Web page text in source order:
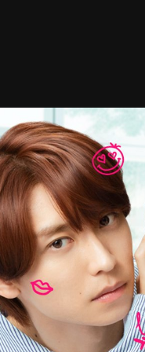
นที่ 1()
าร์วาย ซีซั่น 2 ตอนที่ 1